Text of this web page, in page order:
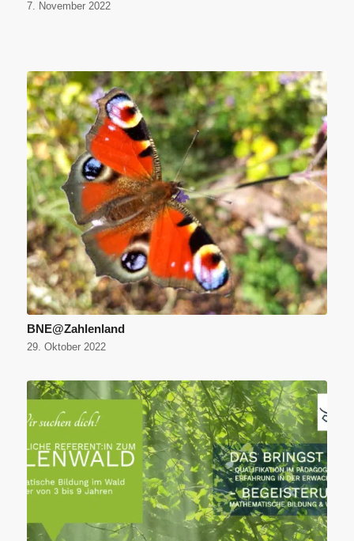
7. November 2022
BNE@Zahlenland
29. Oktober 2022